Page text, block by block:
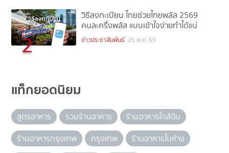
2
วิธีลงทะเบียน ไทยช่วยไทยพลัส 2569
คนละครึ่งพลัส แบบเข้าใจง่ายทำได้แน่
ข่าวประชาสัมพันธ์ 25 พ.ค. 69
แท็กยอดนิยม
สูตรอาหาร รวมร้านอาหาร
ร้านอาหารใกล้ฉัน
ร้านอาหารกรุงเทพ
กรุงเทพ
ร้านอาหารในห้าง